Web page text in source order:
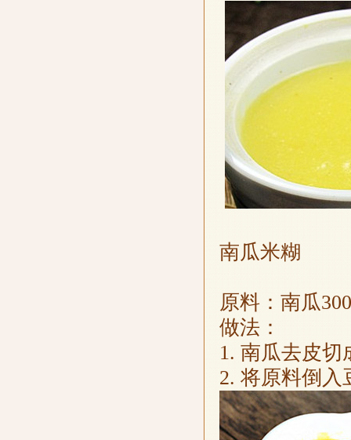
南瓜米糊
原料：南瓜
做法：
1. 南瓜去皮
2. 将原料倒入